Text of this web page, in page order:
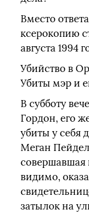
Вместо
ксерокопию
августа 1994
Убийство в
Убиты мэр и
В субботу
Гордон, его
убиты у себя
Меган
совершавшая
видимо,
затылок на